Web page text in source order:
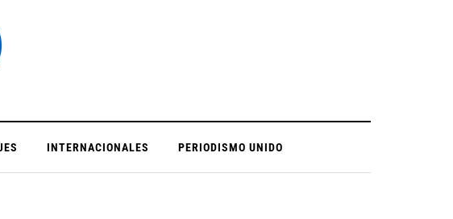
INTERNACIONALES PERIODISMO UNIDO